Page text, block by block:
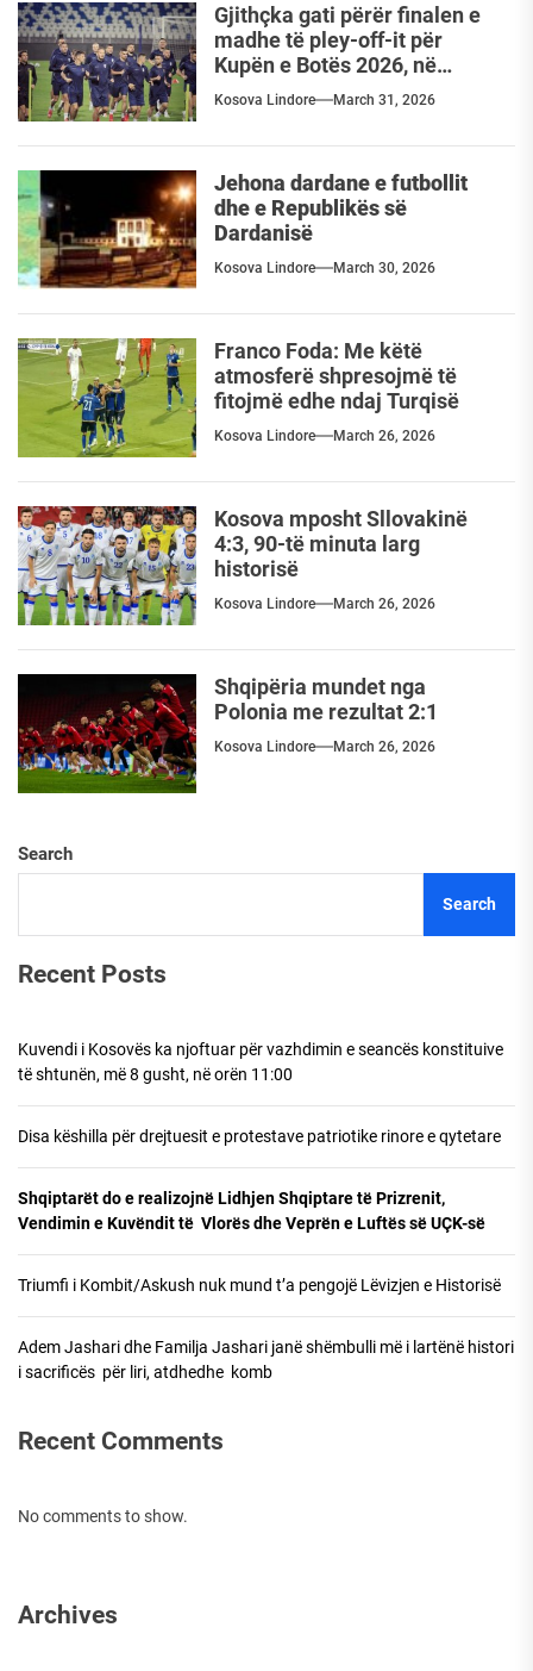
Gjithçka gati përër finalen e
madhe të pley-off-it për
Kupën e Botës 2026, në
ndeshjen mes Kosovës dhe
Kosova Lindore March 31, 2026
Jehona dardane e futbollit
dhe e Republikës së
Dardanisë
Kosova Lindore March 30, 2026
Franco Foda: Me këtë
atmosferë shpresojmë të
fitojmë edhe ndaj Turqisë
Kosova Lindore March 26, 2026
Kosova mposht Sllovakinë
4:3, 90-të minuta larg
historisë
Kosova Lindore March 26, 2026
Shqipëria mundet nga
Polonia me rezultat 2:1
Kosova Lindore March 26, 2026
Search
Search
Recent Posts
Kuvendi i Kosovës ka njoftuar për vazhdimin e seancës konstituive
të shtunën, më 8 gusht, në orën 11:00
Disa këshilla për drejtuesit e protestave patriotike rinore e qytetare
Shqiptarët do e realizojnë Lidhjen Shqiptare të Prizrenit,
Vendimin e Kuvëndit të Vlorës dhe Veprën e Luftës së UÇK-së
Triumfi i Kombit/Askush nuk mund t’a pengojë Lëvizjen e Historisë
Adem Jashari dhe Familja Jashari janë shëmbulli më i lartënë histori
i sacrificës për liri, atdhedhe komb
Recent Comments
No comments to show.
Archives